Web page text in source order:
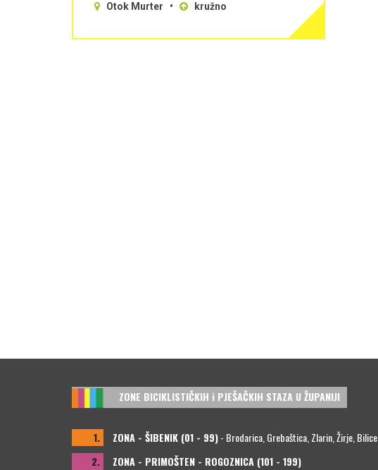
Otok Murter • kružno
ZONE BICIKLISTIČKIH i PJEŠAČKIH STAZA U ŽUPANIJI
1. ZONA - ŠIBENIK (01 - 99)- Brodarica, Grebaštica, Zlarin, Žirje, Bilice
2.
ZONA - PRIMOŠTEN - ROGOZNICA (101 - 199)